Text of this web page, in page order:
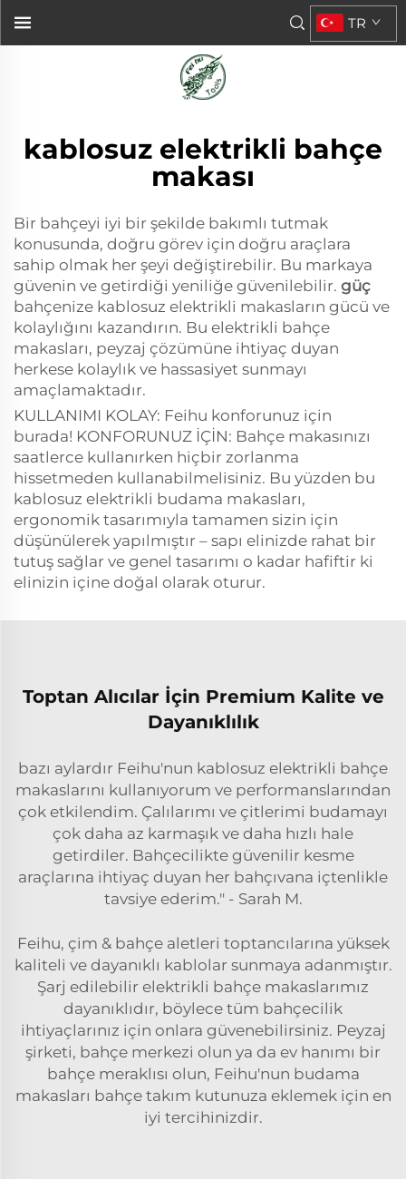
TR
kablosuz elektrikli bahçe
makası
Bir bahçeyi iyi bir şekilde bakımlı tutmak
konusunda, doğru görev için doğru araçlara
sahip olmak her şeyi değiştirebilir. Bu markaya
güvenin ve getirdiği yeniliğe güvenilebilir. güç
bahçenize kablosuz elektrikli makasların gücü ve
kolaylığını kazandırın. Bu elektrikli bahçe
makasları, peyzaj çözümüne ihtiyaç duyan
herkese kolaylık ve hassasiyet sunmayı
amaçlamaktadır.
KULLANIMI KOLAY: Feihu konforunuz için
burada! KONFORUNUZ İÇİN: Bahçe makasınızı
saatlerce kullanırken hiçbir zorlanma
hissetmeden kullanabilmelisiniz. Bu yüzden bu
kablosuz elektrikli budama makasları,
ergonomik tasarımıyla tamamen sizin için
düşünülerek yapılmıştır – sapı elinizde rahat bir
tutuş sağlar ve genel tasarımı o kadar hafiftir ki
elinizin içine doğal olarak oturur.
Toptan Alıcılar İçin Premium Kalite ve
Dayanıklılık
bazı aylardır Feihu'nun kablosuz elektrikli bahçe
makaslarını kullanıyorum ve performanslarından
çok etkilendim. Çalılarımı ve çitlerimi budamayı
çok daha az karmaşık ve daha hızlı hale
getirdiler. Bahçecilikte güvenilir kesme
araçlarına ihtiyaç duyan her bahçıvana içtenlikle
tavsiye ederim." - Sarah M.
Feihu, çim & bahçe aletleri toptancılarına yüksek
kaliteli ve dayanıklı kablolar sunmaya adanmıştır.
Şarj edilebilir elektrikli bahçe makaslarımız
dayanıklıdır, böylece tüm bahçecilik
ihtiyaçlarınız için onlara güvenebilirsiniz. Peyzaj
şirketi, bahçe merkezi olun ya da ev hanımı bir
bahçe meraklısı olun, Feihu'nun budama
makasları bahçe takım kutunuza eklemek için en
iyi tercihinizdir.